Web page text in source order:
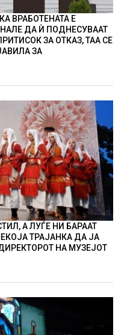
ВРАБОТЕНАТА Е
ДА Ѝ ПОДНЕСУВААТ
ЗА ОТКАЗ, ТАА СЕ
ЗА
А ЛУЃЕ НИ БАРААТ
ТРАЈАНКА ДА ЈА
НА МУЗЕЈОТ